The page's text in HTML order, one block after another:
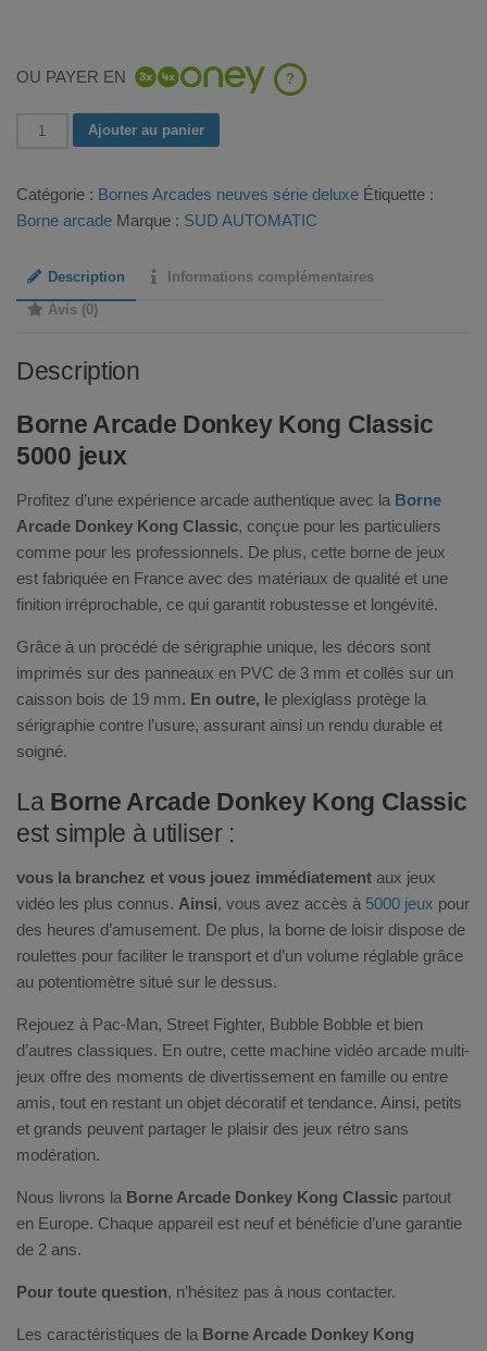
OU PAYER EN ?
quantité
Arcade
Donkey
Classic
Ajouter au panier
Catégorie : Bornes Arcades neuves série deluxe Étiquette :
Borne arcade Marque : SUD AUTOMATIC
Description
Informations complémentaires
Avis (0)
Description
Borne Arcade Donkey Kong Classic
5000 jeux
Profitez d’une expérience arcade authentique avec la Borne
Arcade Donkey Kong Classic, conçue pour les particuliers
comme pour les professionnels. De plus, cette borne de jeux
est fabriquée en France avec des matériaux de qualité et une
finition irréprochable, ce qui garantit robustesse et longévité.
Grâce à un procédé de sérigraphie unique, les décors sont
imprimés sur des panneaux en PVC de 3 mm et collés sur un
caisson bois de 19 mm. En outre, le plexiglass protège la
sérigraphie contre l’usure, assurant ainsi un rendu durable et
soigné.
La Borne Arcade Donkey Kong Classic
est simple à utiliser :
vous la branchez et vous jouez immédiatement aux jeux
vidéo les plus connus. Ainsi, vous avez accès à 5000 jeux pour
des heures d’amusement. De plus, la borne de loisir dispose de
roulettes pour faciliter le transport et d’un volume réglable grâce
au potentiomètre situé sur le dessus.
Rejouez à Pac-Man, Street Fighter, Bubble Bobble et bien
d’autres classiques. En outre, cette machine vidéo arcade multi-
jeux offre des moments de divertissement en famille ou entre
amis, tout en restant un objet décoratif et tendance. Ainsi, petits
et grands peuvent partager le plaisir des jeux rétro sans
modération.
Nous livrons la Borne Arcade Donkey Kong Classic partout
en Europe. Chaque appareil est neuf et bénéficie d’une garantie
de 2 ans.
Pour toute question, n’hésitez pas à nous contacter.
Les caractéristiques de la Borne Arcade Donkey Kong